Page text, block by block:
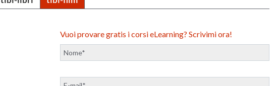
Vuoi provare gratis i corsi eLearning? Scrivimi ora!